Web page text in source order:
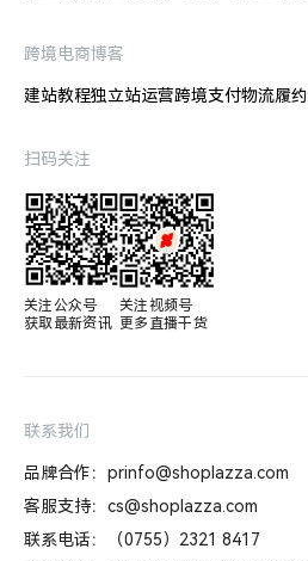
跨境电商博客
建站教程独立站运营跨境支付物流履约
扫码关注
关注公众号
获取最新资讯
关注视频号
更多直播干货
联系我们
品牌合作：prinfo@shoplazza.com
客服支持：cs@shoplazza.com
联系电话：（0755）2321 8417